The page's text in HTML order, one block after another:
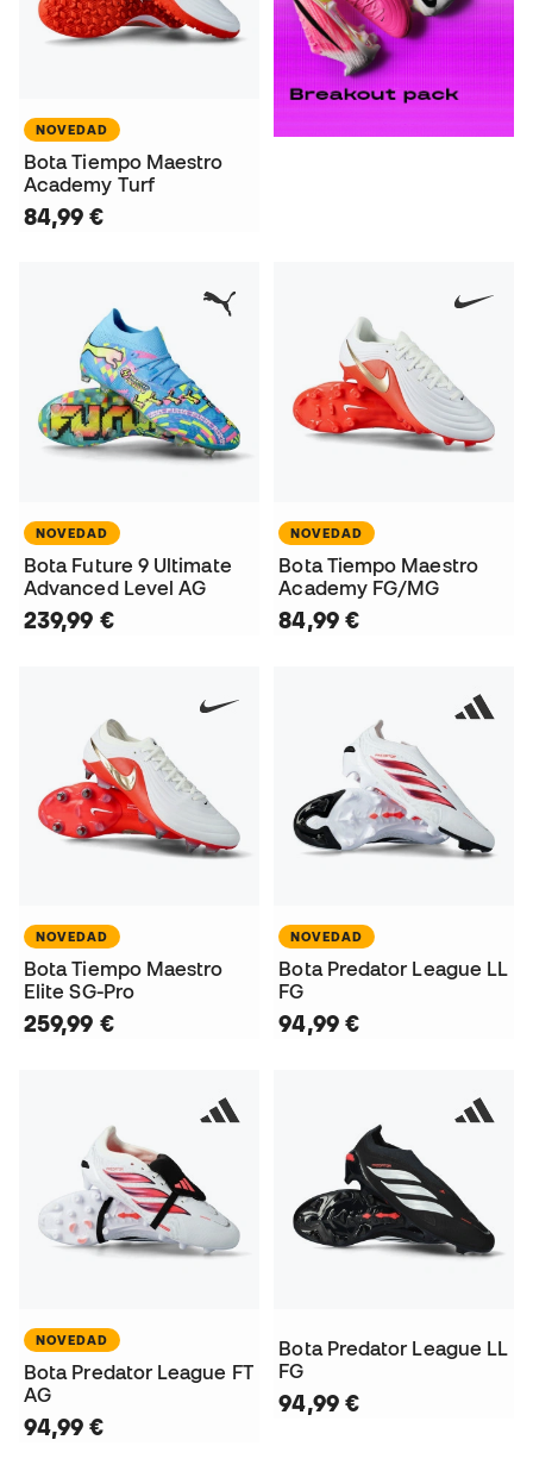
NOVEDAD
Bota Tiempo Maestro
Academy Turf
84,99 €
NOVEDAD
Bota Future 9 Ultimate
Advanced Level AG
239,99 €
NOVEDAD
Bota Tiempo Maestro
Academy FG/MG
84,99 €
NOVEDAD
Bota Tiempo Maestro
Elite SG-Pro
259,99 €
NOVEDAD
Bota Predator League LL
FG
94,99 €
NOVEDAD
Bota Predator League FT
AG
94,99 €
Bota Predator League LL
FG
94,99 €